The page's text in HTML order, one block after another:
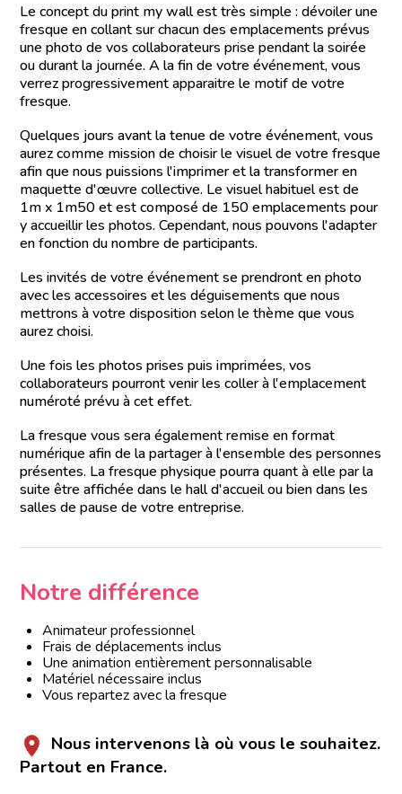
Le concept du print my wall est très simple : dévoiler une
fresque en collant sur chacun des emplacements prévus
une photo de vos collaborateurs prise pendant la soirée
ou durant la journée. A la fin de votre événement, vous
verrez progressivement apparaitre le motif de votre
fresque.
Quelques jours avant la tenue de votre événement, vous
aurez comme mission de choisir le visuel de votre fresque
afin que nous puissions l'imprimer et la transformer en
maquette d'œuvre collective. Le visuel habituel est de
1m x 1m50 et est composé de 150 emplacements pour
y accueillir les photos. Cependant, nous pouvons l'adapter
en fonction du nombre de participants.
Les invités de votre événement se prendront en photo
avec les accessoires et les déguisements que nous
mettrons à votre disposition selon le thème que vous
aurez choisi.
Une fois les photos prises puis imprimées, vos
collaborateurs pourront venir les coller à l'emplacement
numéroté prévu à cet effet.
La fresque vous sera également remise en format
numérique afin de la partager à l'ensemble des personnes
présentes. La fresque physique pourra quant à elle par la
suite être affichée dans le hall d'accueil ou bien dans les
salles de pause de votre entreprise.
Notre différence
Animateur professionnel
Frais de déplacements inclus
Une animation entièrement personnalisable
Matériel nécessaire inclus
Vous repartez avec la fresque
Nous intervenons là où vous le souhaitez.
Partout en France.